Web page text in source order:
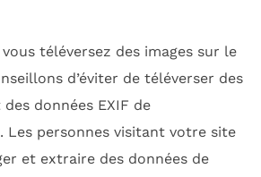
vous téléversez des images sur le
d’éviter de téléverser des
données EXIF de
Les personnes visitant votre site
et extraire des données de